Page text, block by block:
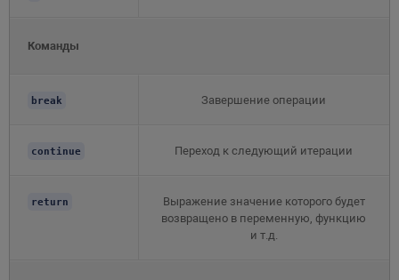
Команды
break Завершение операции
continue Переход к следующий итерации
return
Выражение значение которого будет
возвращено в переменную, функцию
и т.д.